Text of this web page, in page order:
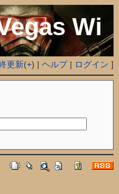
Wi
更新(+) |ヘルプ| ログイン ]